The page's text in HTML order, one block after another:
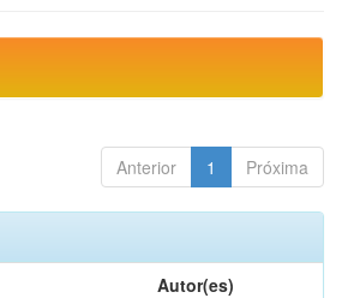
Anterior 1 Próxima
Autor(es)